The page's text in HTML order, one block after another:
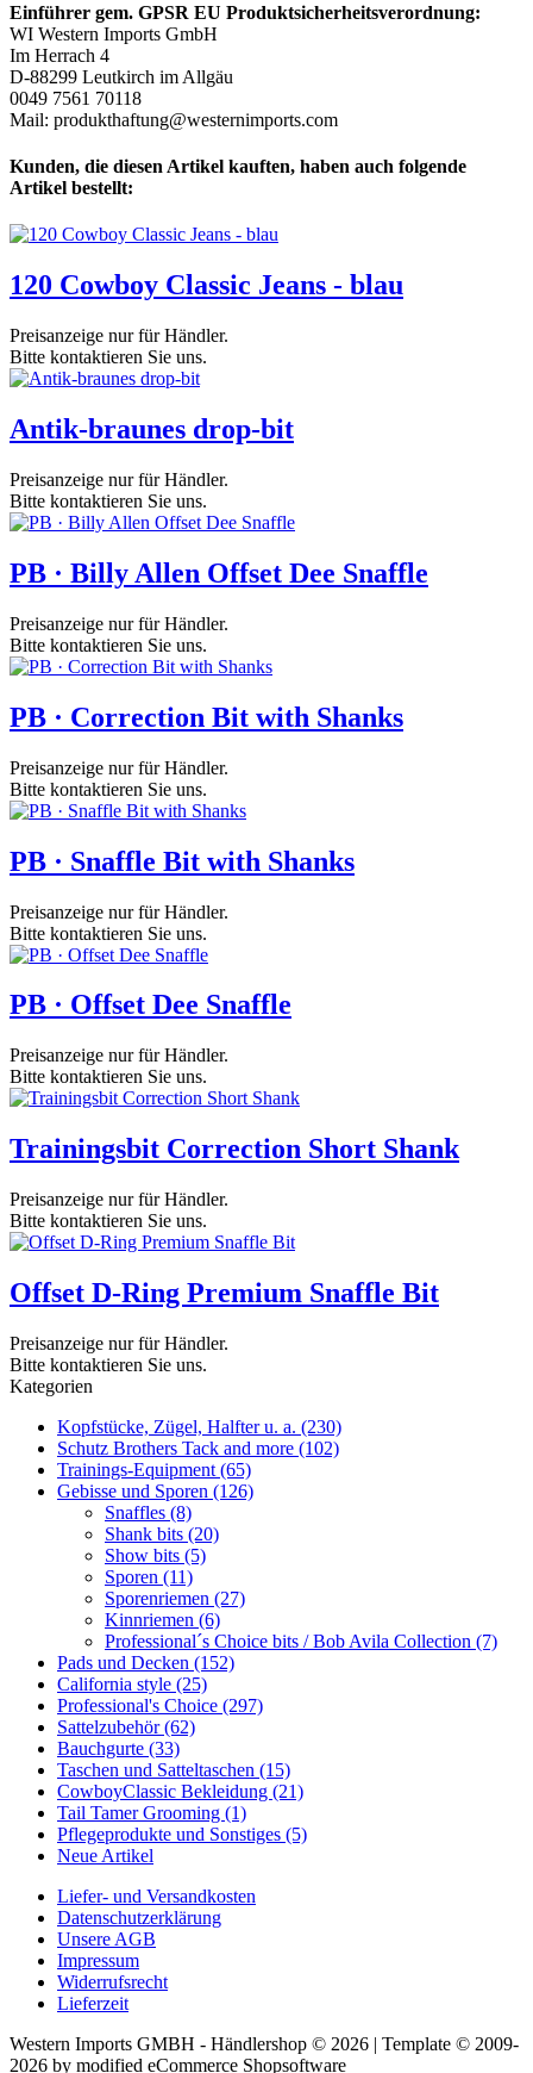
Einführer gem. GPSR EU Produktsicherheitsverordnung:
WI Western Imports GmbH
Im Herrach 4
D-88299 Leutkirch im Allgäu
0049 7561 70118
Mail: produkthaftung@westernimports.com
Kunden, die diesen Artikel kauften, haben auch folgende
Artikel bestellt:
120 Cowboy Classic Jeans - blau
Preisanzeige nur für Händler.
Bitte kontaktieren Sie uns.
Antik-braunes drop-bit
Preisanzeige nur für Händler.
Bitte kontaktieren Sie uns.
PB · Billy Allen Offset Dee Snaffle
Preisanzeige nur für Händler.
Bitte kontaktieren Sie uns.
PB · Correction Bit with Shanks
Preisanzeige nur für Händler.
Bitte kontaktieren Sie uns.
PB · Snaffle Bit with Shanks
Preisanzeige nur für Händler.
Bitte kontaktieren Sie uns.
PB · Offset Dee Snaffle
Preisanzeige nur für Händler.
Bitte kontaktieren Sie uns.
Trainingsbit Correction Short Shank
Preisanzeige nur für Händler.
Bitte kontaktieren Sie uns.
Offset D-Ring Premium Snaffle Bit
Preisanzeige nur für Händler.
Bitte kontaktieren Sie uns.
Kategorien
Kopfstücke, Zügel, Halfter u. a. (230)
Schutz Brothers Tack and more (102)
Trainings-Equipment (65)
Gebisse und Sporen (126)
Snaffles (8)
Shank bits (20)
Show bits (5)
Sporen (11)
Sporenriemen (27)
Kinnriemen (6)
Professional´s Choice bits / Bob Avila Collection (7)
Pads und Decken (152)
California style (25)
Professional's Choice (297)
Sattelzubehör(62)
Bauchgurte (33)
Taschen und Satteltaschen (15)
CowboyClassic Bekleidung (21)
Tail Tamer Grooming (1)
Pflegeprodukte und Sonstiges (5)
Neue Artikel
Liefer- und Versandkosten
Datenschutzerklärung
Unsere AGB
Impressum
Widerrufsrecht
Lieferzeit
Western Imports GMBH - Händlershop © 2026 | Template © 2009-
2026 by modified eCommerce Shopsoftware